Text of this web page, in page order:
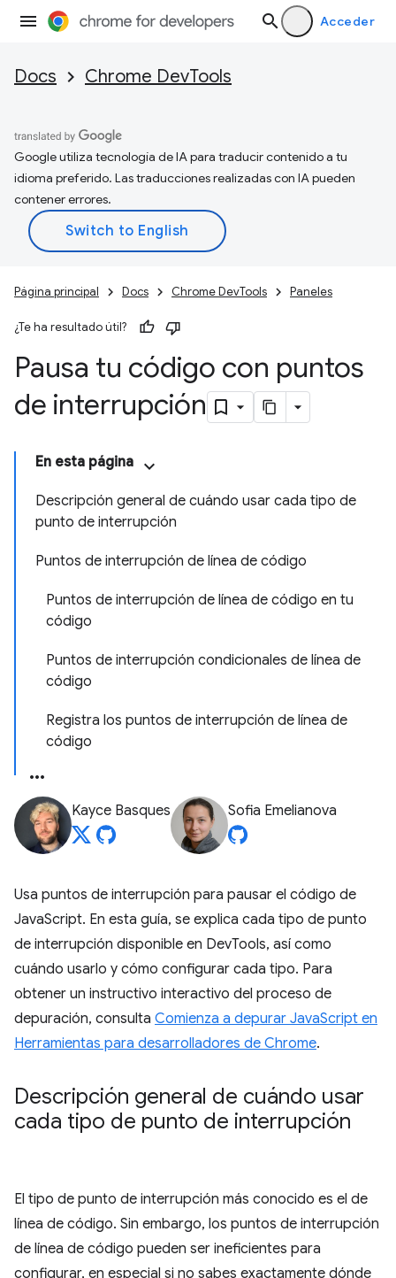
Acceder
Docs Chrome DevTools
Google utiliza tecnología de IA para traducir contenido a tu
idioma preferido. Las traducciones realizadas con IA pueden
contener errores.
Página principal Docs Chrome DevTools Paneles
¿Te ha resultado útil?
Pausa tu código con puntos
de interrupción
En esta página
Descripción general de cuándo usar cada tipo de
punto de interrupción
Puntos de interrupción de línea de código
Puntos de interrupción de línea de código en tu
código
Puntos de interrupción condicionales de línea de
código
Registra los puntos de interrupción de línea de
código
Kayce Basques Sofia Emelianova
Usa puntos de interrupción para pausar el código de
JavaScript. En esta guía, se explica cada tipo de punto
de interrupción disponible en DevTools, así como
cuándo usarlo y cómo configurar cada tipo. Para
obtener un instructivo interactivo del proceso de
depuración, consulta Comienza a depurar JavaScript en
Herramientas para desarrolladores de Chrome.
Descripción general de cuándo usar
cada tipo de punto de interrupción
El tipo de punto de interrupción más conocido es el de
línea de código. Sin embargo, los puntos de interrupción
de línea de código pueden ser ineficientes para
configurar, en especial si no sabes exactamente dónde